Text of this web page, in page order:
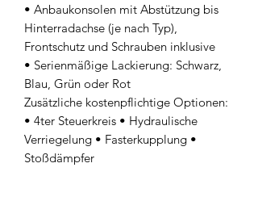
• Anbaukonsolen mit Abstützung bis
Hinterradachse (je nach Typ),
Frontschutz und Schrauben inklusive
• Serienmäßige Lackierung: Schwarz,
Blau, Grün oder Rot
Zusätzliche kostenpflichtige Optionen:
• 4ter Steuerkreis • Hydraulische
Verriegelung • Fasterkupplung •
Stoßdämpfer